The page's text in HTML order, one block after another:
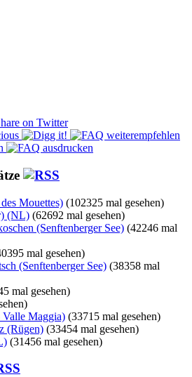
Mouettes) (102325 mal gesehen)
(NL) (62692 mal gesehen)
(Senftenberger See) (42246 mal
mal gesehen)
(Senftenberger See) (38358 mal
mal gesehen)
Maggia) (33715 mal gesehen)
(Rügen) (33454 mal gesehen)
(31456 mal gesehen)